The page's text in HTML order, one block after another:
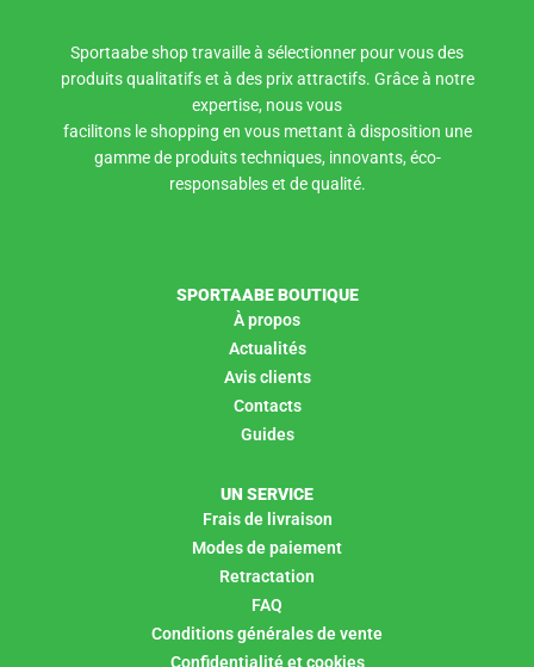
Sportaabe shop travaille à sélectionner pour vous des
produits qualitatifs et à des prix attractifs. Grâce à notre
expertise, nous vous
facilitons le shopping en vous mettant à disposition une
gamme de produits techniques, innovants, éco-
responsables et de qualité.
SPORTAABE BOUTIQUE
À propos
Actualités
Avis clients
Contacts
Guides
UN SERVICE
Frais de livraison
Modes de paiement
Retractation
FAQ
Conditions générales de vente
Confidentialité et cookies